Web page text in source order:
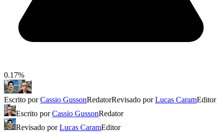
0.17%
Escrito porCassio GussonRedatorRevisado porLucas CaramEditor
Escrito porCassio GussonRedator
Revisado porLucas CaramEditor